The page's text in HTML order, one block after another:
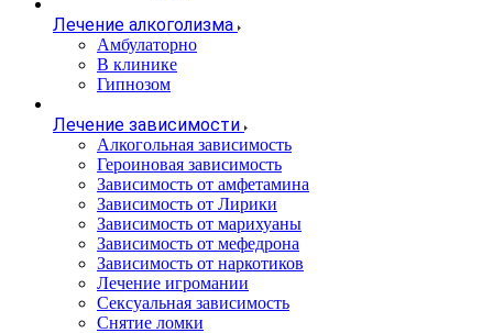
Лечение алкоголизма
Амбулаторно
В клинике
Гипнозом
Лечение зависимости
Алкогольная зависимость
Героиновая зависимость
Зависимость от амфетамина
Зависимость от Лирики
Зависимость от марихуаны
Зависимость от мефедрона
Зависимость от наркотиков
Лечение игромании
Сексуальная зависимость
Снятие ломки